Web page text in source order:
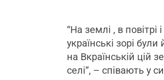
“На землі , в повітрі
українські зорі
на Вкраїнській цій
селі”, – співають у